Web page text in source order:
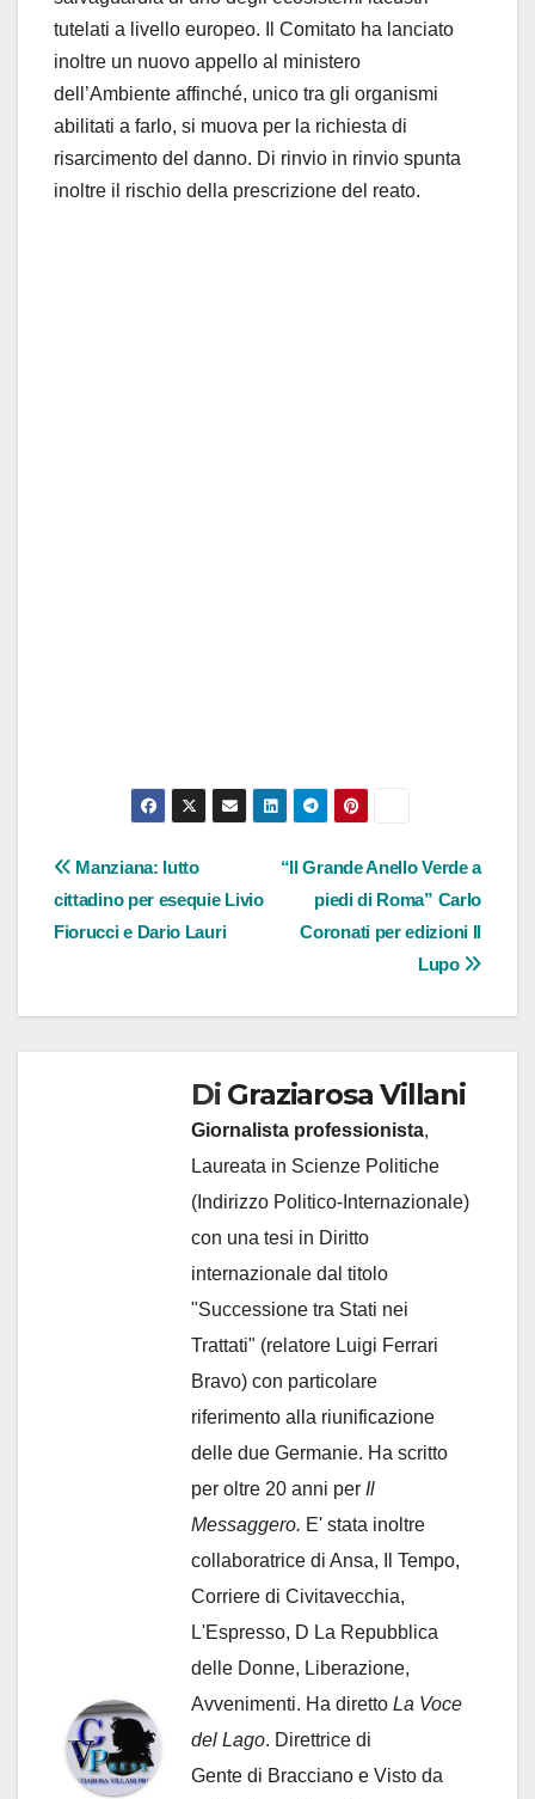
tutelati a livello europeo. Il Comitato ha lanciato
inoltre un nuovo appello al ministero
dell’Ambiente affinché, unico tra gli organismi
abilitati a farlo, si muova per la richiesta di
risarcimento del danno. Di rinvio in rinvio spunta
inoltre il rischio della prescrizione del reato.
Navigazione
articoli
“Il Grande Anello Verde a
piedi di Roma” Carlo
Coronati per edizioni Il
Lupo
Manziana: lutto
cittadino per esequie Livio
Fiorucci e Dario Lauri
Di Graziarosa Villani
Giornalista professionista,
Laureata in Scienze Politiche
(Indirizzo Politico-Internazionale)
con una tesi in Diritto
internazionale dal titolo
"Successione tra Stati nei
Trattati" (relatore Luigi Ferrari
Bravo) con particolare
riferimento alla riunificazione
delle due Germanie. Ha scritto
per oltre 20 anni per Il
Messaggero. E' stata inoltre
collaboratrice di Ansa, Il Tempo,
Corriere di Civitavecchia,
L'Espresso, D La Repubblica
delle Donne, Liberazione,
Avvenimenti. Ha diretto La Voce
del Lago. Direttrice di
Gente di Bracciano e Visto da